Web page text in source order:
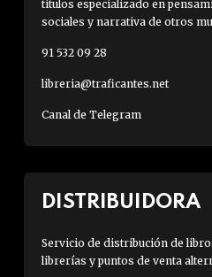
títulos especializado en
sociales y narrativa de otros
91 532 09 28
libreria@traficantes.net
Canal de Telegram
DISTRIBUIDORA
Servicio de distribución de
librerías y puntos de venta